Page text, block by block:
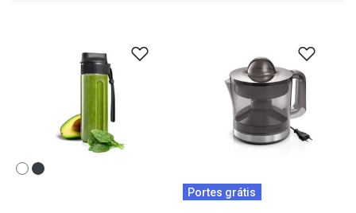
Portes grátis